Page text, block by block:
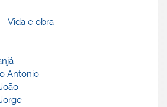
Vida e obra
Antonio